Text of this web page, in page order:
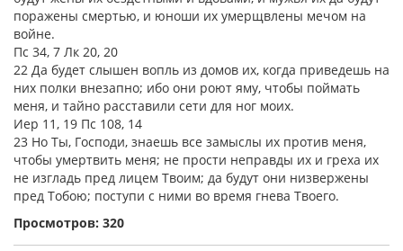
поражены смертью, и юноши их умерщвлены мечом на
войне.
Пс 34, 7 Лк 20, 20
22 Да будет слышен вопль из домов их, когда приведешь на
них полки внезапно; ибо они роют яму, чтобы поймать
меня, и тайно расставили сети для ног моих.
Иер 11, 19 Пс 108, 14
23 Но Ты, Господи, знаешь все замыслы их против меня,
чтобы умертвить меня; не прости неправды их и греха их
не изгладь пред лицем Твоим; да будут они низвержены
пред Тобою; поступи с ними во время гнева Твоего.
Просмотров: 320